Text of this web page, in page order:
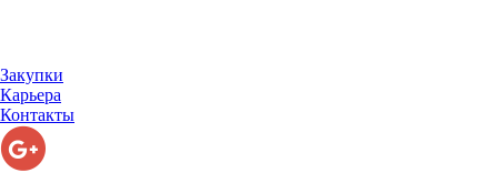
Закупки
Карьера
Контакты